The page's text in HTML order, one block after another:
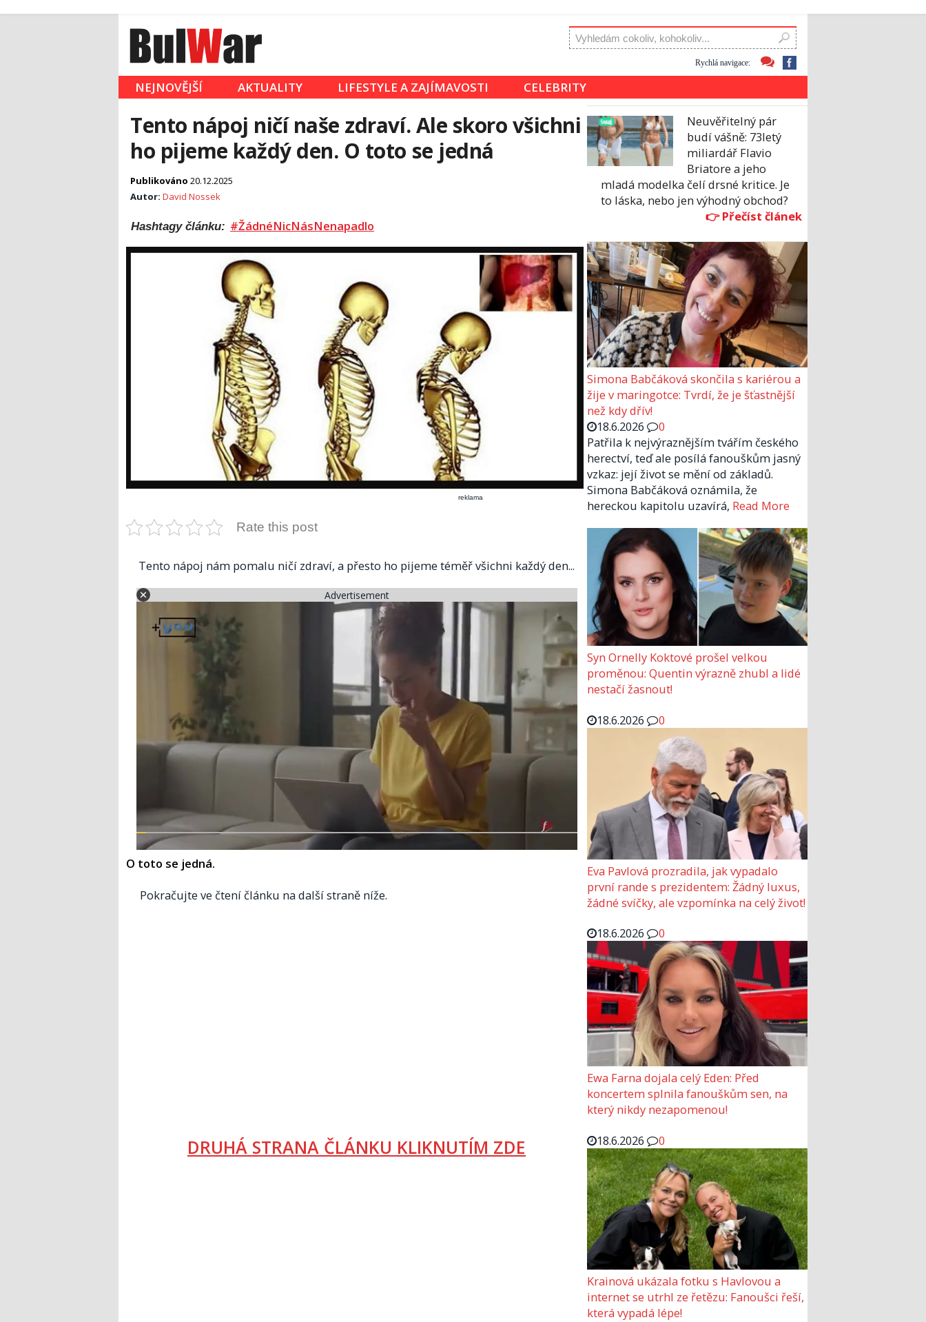
Rychlá navigace:
NEJNOVĚJŠÍ AKTUALITY LIFESTYLE A ZAJÍMAVOSTI CELEBRITY
Tento nápoj ničí naše zdraví. Ale skoro všichni
ho pijeme každý den. O toto se jedná
Publikováno 20.12.2025
Autor: David Nossek
Hashtagy článku: #ŽádnéNicNásNenapadlo
reklama
Rate this post
Tento nápoj nám pomalu ničí zdraví, a přesto ho pijeme téměř všichni každý den...
Advertisement
O toto se jedná.
Pokračujte ve čtení článku na další straně níže.
DRUHÁ STRANA ČLÁNKU KLIKNUTÍM ZDE
Neuvěřitelný pár
budí vášně: 73letý
miliardář Flavio
Briatore a jeho
mladá modelka čelí drsné kritice. Je
to láska, nebo jen výhodný obchod?
Simona Babčáková skončila s kariérou a
žije v maringotce: Tvrdí, že je šťastnější
než kdy dřív!
18.6.2026
0
Patřila k nejvýraznějším tvářím českého
herectví, teď ale posílá fanouškům jasný
vzkaz: její život se mění od základů.
Simona Babčáková oznámila, že
hereckou kapitolu uzavírá, Read More
Syn Ornelly Koktové prošel velkou
proměnou: Quentin výrazně zhubl a lidé
nestačí žasnout!
18.6.2026
0
Eva Pavlová prozradila, jak vypadalo
první rande s prezidentem: Žádný luxus,
žádné svíčky, ale vzpomínka na celý život!
18.6.2026
0
Ewa Farna dojala celý Eden: Před
koncertem splnila fanouškům sen, na
který nikdy nezapomenou!
18.6.2026
0
Krainová ukázala fotku s Havlovou a
internet se utrhl ze řetězu: Fanoušci řeší,
která vypadá lépe!